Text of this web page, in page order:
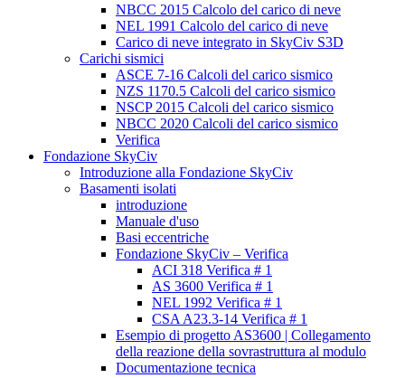
NBCC 2015 Calcolo del carico di neve
NEL 1991 Calcolo del carico di neve
Carico di neve integrato in SkyCiv S3D
Carichi sismici
ASCE 7-16 Calcoli del carico sismico
NZS 1170.5 Calcoli del carico sismico
NSCP 2015 Calcoli del carico sismico
NBCC 2020 Calcoli del carico sismico
Verifica
Fondazione SkyCiv
Introduzione alla Fondazione SkyCiv
Basamenti isolati
introduzione
Manuale d'uso
Basi eccentriche
Fondazione SkyCiv – Verifica
ACI 318 Verifica # 1
AS 3600 Verifica # 1
NEL 1992 Verifica # 1
CSA A23.3-14 Verifica # 1
Esempio di progetto AS3600 | Collegamento
della reazione della sovrastruttura al modulo
Documentazione tecnica